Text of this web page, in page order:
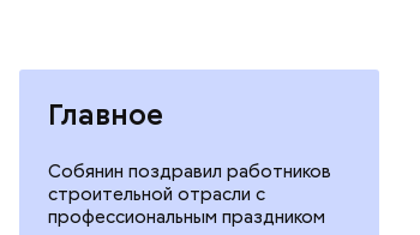
Главное
Собянин поздравил работников
строительной отрасли с
профессиональным праздником